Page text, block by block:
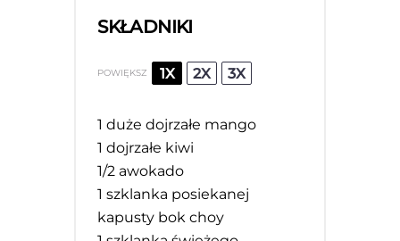
SKŁADNIKI
POWIĘKSZ 1X 2X 3X
1 duże dojrzałe mango
1 dojrzałe kiwi
1/2 awokado
1 szklanka posiekanej
kapusty bok choy